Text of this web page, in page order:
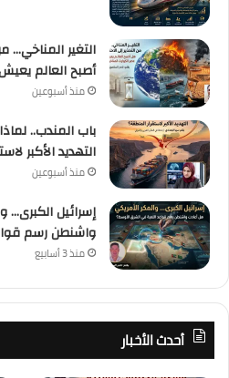
التغير المناخي…
أصبح العالم
منذ أسبوعين
باب المندب..
التهديد الأكبر
منذ أسبوعين
إسرائيل
واشنطن رسم
منذ 3 أسابيع
أحدث الأخبار